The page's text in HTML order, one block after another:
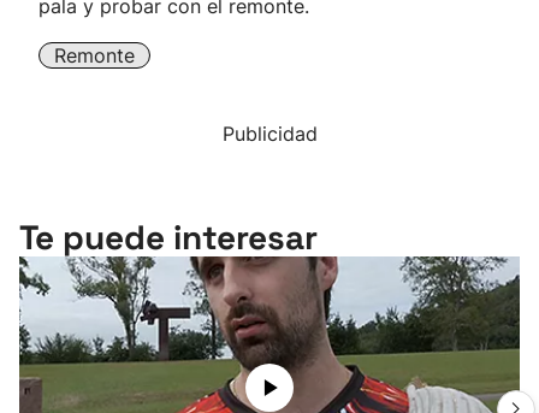
pala y probar con el remonte.
Remonte
Publicidad
Te puede interesar